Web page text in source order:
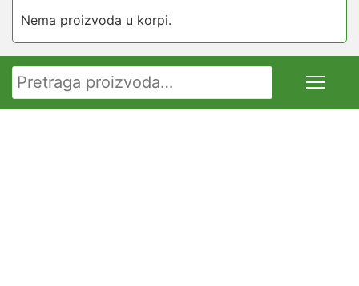
mogu
biti
na
Nema proizvoda u korpi.
Pretraga za: